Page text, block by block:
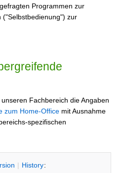
Programmen zur
("Selbstbedienung") zur
Fachbereich die Angaben
zum Home-Office mit Ausnahme
spezifischen
| History: